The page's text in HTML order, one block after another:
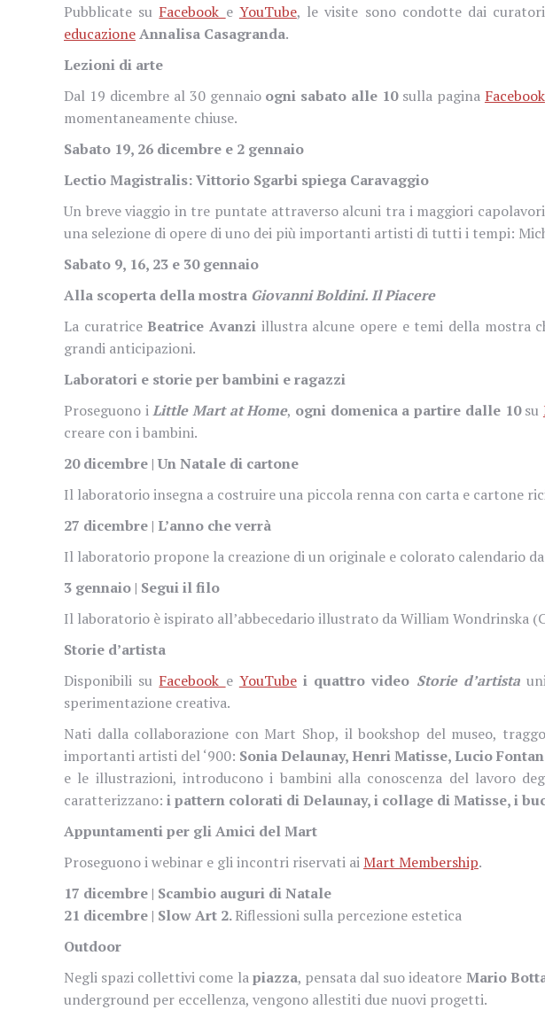
Pubblicate su Facebook e YouTube, le visite sono condotte dai
educazioneAnnalisa Casagranda.
Lezioni di arte
Dal 19 dicembre al 30 gennaio ogni sabato alle 10sulla pagina Facebook
momentaneamente chiuse.
Sabato 19, 26 dicembre e 2 gennaio
Lectio Magistralis: Vittorio Sgarbi spiega Caravaggio
Un breve viaggio in tre puntate attraverso alcuni tra i maggiori
una selezione di opere di uno dei più importanti artisti di tutti i tempi:
Sabato 9, 16, 23 e 30 gennaio
Alla scoperta della mostra Giovanni Boldini. Il Piacere
La curatriceBeatrice Avanzi illustra alcune opere e temi della mostra
grandi anticipazioni.
Laboratori e storie per bambini e ragazzi
Proseguono iLittle Mart at Home, ogni domenica a partire dalle 10su
creare con i bambini.
20 dicembre | Un Natale di cartone
Il laboratorio insegna a costruire una piccola renna con carta e cartone
27 dicembre | L’anno che verrà
Il laboratorio propone la creazione di un originale e colorato calendario
3 gennaio | Segui il filo
Il laboratorio è ispirato all’abbecedario illustrato da William Wondrinska
Storie d’artista
Disponibili su Facebook e YouTubei quattro video Storie d’artista
sperimentazione creativa.
Nati dalla collaborazione con Mart Shop, il bookshop del museo,
importanti artisti del ‘900: Sonia Delaunay, Henri Matisse, Lucio
e le illustrazioni, introducono i bambini alla conoscenza del lavoro
caratterizzano: i pattern colorati di Delaunay, i collage di Matisse, i
Appuntamenti per gli Amici del Mart
Proseguono i webinar e gli incontri riservati aiMart Membership.
17 dicembre | Scambio auguri di Natale
21 dicembre | Slow Art 2.Riflessioni sulla percezione estetica
Outdoor
Negli spazi collettivi come lapiazza, pensata dal suo ideatore Mario
underground per eccellenza, vengono allestiti due nuovi progetti.